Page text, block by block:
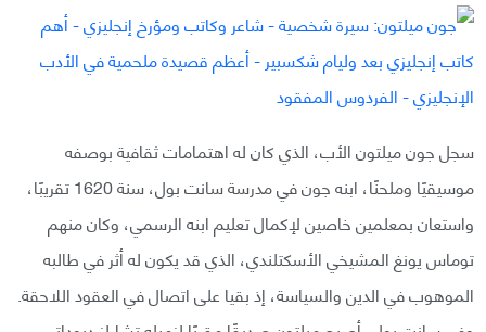
سجل جون ميلتون الأب، الذي كان له اهتمامات ثقافية بوصفه
موسيقيًا وملحنًا، ابنه جون في مدرسة سانت بول، سنة 1620 تقريبًا،
واستعان بمعلمين خاصين لإكمال تعليم ابنه الرسمي، وكان منهم
توماس يونغ المشيخي الأسكتلندي، الذي قد يكون له أثر في طالبه
الموهوب في الدين والسياسة، إذ بقيا على اتصال في العقود اللاحقة.